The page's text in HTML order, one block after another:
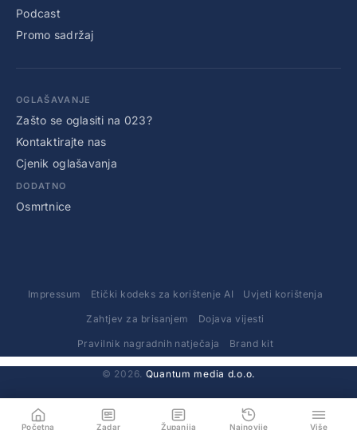
Podcast
Promo sadržaj
OGLAŠAVANJE
Zašto se oglasiti na 023?
Kontaktirajte nas
Cjenik oglašavanja
DODATNO
Osmrtnice
Impressum Etički kodeks za korištenje AI Uvjeti korištenja
Zahtjev za brisanjem Dojava vijesti
Pravilnik nagradnih natječaja Brand kit
© 2026. Quantum media d.o.o.
Početna Zadar Županija Najnovije Više